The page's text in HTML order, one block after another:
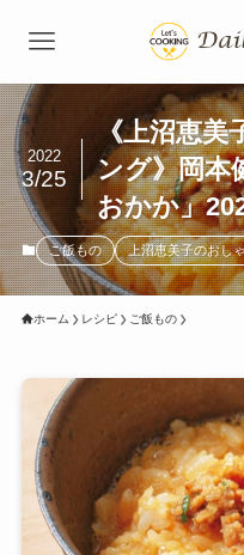
《上沼恵美
ング》岡本
おかか」
2022
3/25
ご飯もの 上沼恵美子のおし
ホーム レシピ ご飯もの